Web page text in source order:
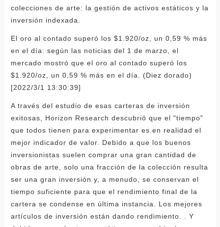
colecciones de arte: la gestión de activos estáticos y la
inversión indexada.
El oro al contado superó los $1.920/oz, un 0,59 % más
en el día: según las noticias del 1 de marzo, el
mercado mostró que el oro al contado superó los
$1.920/oz, un 0,59 % más en el día. (Diez dorado)
[2022/3/1 13:30:39]
A través del estudio de esas carteras de inversión
exitosas, Horizon Research descubrió que el "tiempo"
que todos tienen para experimentar es en realidad el
mejor indicador de valor. Debido a que los buenos
inversionistas suelen comprar una gran cantidad de
obras de arte, solo una fracción de la colección resulta
ser una gran inversión y, a menudo, se conservan el
tiempo suficiente para que el rendimiento final de la
cartera se condense en última instancia. Los mejores
artículos de inversión están dando rendimiento. . Y